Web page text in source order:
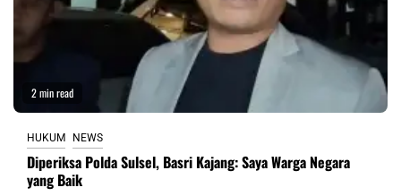
2 min read
HUKUM NEWS
Diperiksa Polda Sulsel, Basri Kajang: Saya Warga Negara
yang Baik